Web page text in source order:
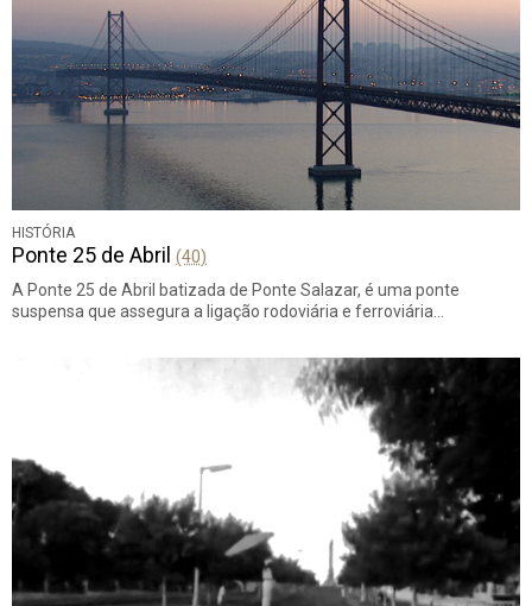
HISTÓRIA
Ponte 25 de Abril (40)
A Ponte 25 de Abril batizada de Ponte Salazar, é uma ponte
suspensa que assegura a ligação rodoviária e ferroviária…